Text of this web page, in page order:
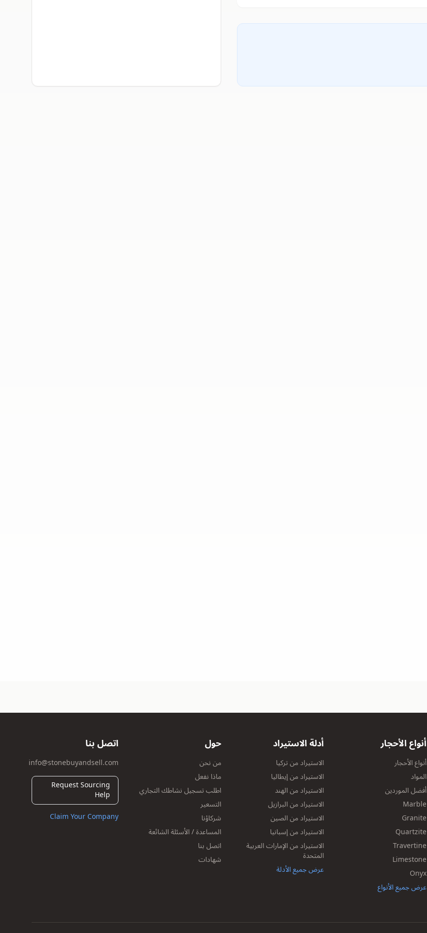
أنواع الأحجار
أنواع الأحجار
المواد
أفضل الموردين
Marble
Granite
Quartzite
Travertine
Limestone
Onyx
عرض جميع الأنواع
أدلة الاستيراد
الاستيراد من تركيا
الاستيراد من إيطاليا
الاستيراد من الهند
الاستيراد من البرازيل
الاستيراد من الصين
الاستيراد من إسبانيا
الاستيراد من الإمارات العربية
المتحدة
عرض جميع الأدلة
حول
من نحن
ماذا نفعل
اطلب تسجيل نشاطك التجاري
التسعير
شركاؤنا
المساعدة / الأسئلة الشائعة
اتصل بنا
شهادات
اتصل بنا
info@stonebuyandsell.com
Request Sourcing
Help
Claim Your Company